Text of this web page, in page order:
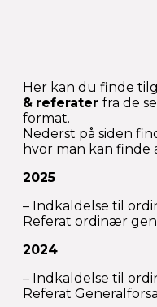
Her kan du finde
& referater fra de
format.
Nederst på siden
hvor man kan
2025
– Indkaldelse til
Referat ordinær
2024
– Indkaldelse til
Referat